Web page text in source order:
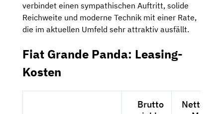
verbindet einen sympathischen Auftritt, solide
Reichweite und moderne Technik mit einer Rate,
die im aktuellen Umfeld sehr attraktiv ausfällt.
Fiat Grande Panda: Leasing-
Kosten
Brutto
Netto